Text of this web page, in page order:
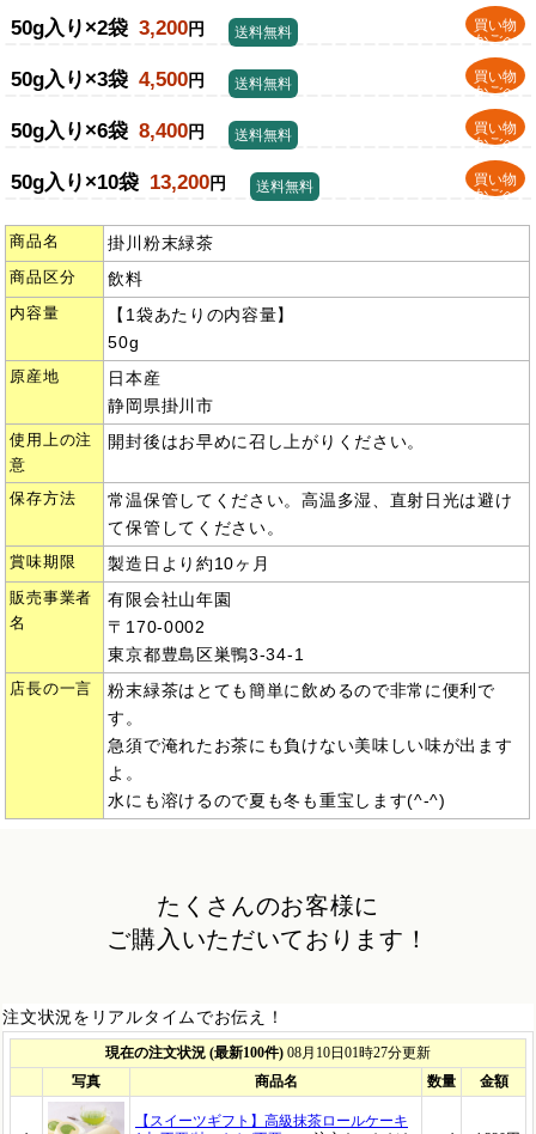
50g入り×2袋 3,200円
買い物
かごへ
送料無料
50g入り×3袋 4,500円
買い物
かごへ
送料無料
50g入り×6袋 8,400円
買い物
かごへ
送料無料
50g入り×10袋 13,200円
買い物
かごへ
送料無料
商品名 掛川粉末緑茶
商品区分 飲料
内容量
【1袋あたりの内容量】
50g
原産地
日本産
静岡県掛川市
使用上の注
意
開封後はお早めに召し上がりください。
保存方法
常温保管してください。高温多湿、直射日光は避け
て保管してください。
賞味期限 製造日より約10ヶ月
販売事業者
名
有限会社山年園
〒170-0002
東京都豊島区巣鴨3-34-1
店長の一言
粉末緑茶はとても簡単に飲めるので非常に便利で
す。
急須で淹れたお茶にも負けない美味しい味が出ます
よ。
水にも溶けるので夏も冬も重宝します(^-^)
たくさんのお客様に
ご購入いただいております！
注文状況をリアルタイムでお伝え！